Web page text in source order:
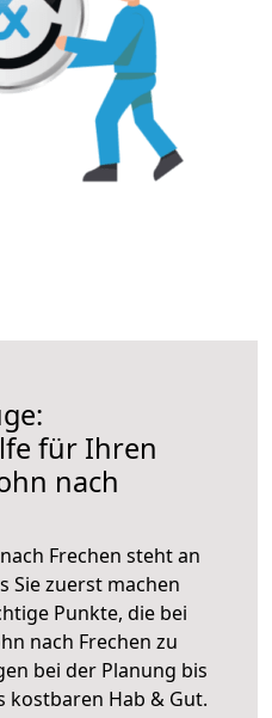
für Ihren
nach
Frechen steht an
Sie zuerst machen
Punkte, die bei
nach Frechen zu
bei der Planung bis
kostbaren Hab & Gut.